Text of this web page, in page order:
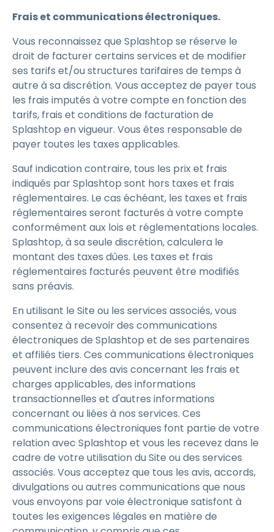
Frais et communications électroniques.
Vous reconnaissez que Splashtop se réserve le
droit de facturer certains services et de modifier
ses tarifs et/ou structures tarifaires de temps à
autre à sa discrétion. Vous acceptez de payer tous
les frais imputés à votre compte en fonction des
tarifs, frais et conditions de facturation de
Splashtop en vigueur. Vous êtes responsable de
payer toutes les taxes applicables.
Sauf indication contraire, tous les prix et frais
indiqués par Splashtop sont hors taxes et frais
réglementaires. Le cas échéant, les taxes et frais
réglementaires seront facturés à votre compte
conformément aux lois et réglementations locales.
Splashtop, à sa seule discrétion, calculera le
montant des taxes dûes. Les taxes et frais
réglementaires facturés peuvent être modifiés
sans préavis.
En utilisant le Site ou les services associés, vous
consentez à recevoir des communications
électroniques de Splashtop et de ses partenaires
et affiliés tiers. Ces communications électroniques
peuvent inclure des avis concernant les frais et
charges applicables, des informations
transactionnelles et d'autres informations
concernant ou liées à nos services. Ces
communications électroniques font partie de votre
relation avec Splashtop et vous les recevez dans le
cadre de votre utilisation du Site ou des services
associés. Vous acceptez que tous les avis, accords,
divulgations ou autres communications que nous
vous envoyons par voie électronique satisfont à
toutes les exigences légales en matière de